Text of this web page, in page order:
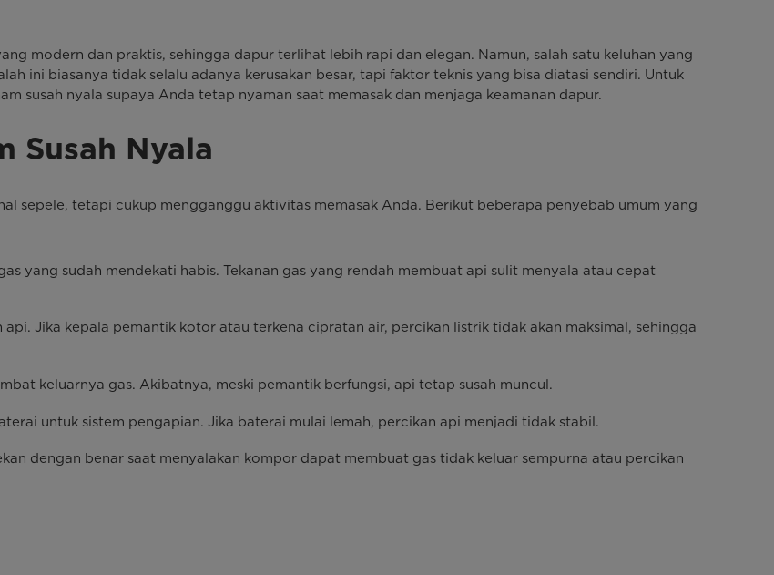
modern dan praktis, sehingga dapur terlihat lebih rapi dan elegan. Namun, salah satu keluhan yang
ini biasanya tidak selalu adanya kerusakan besar, tapi faktor teknis yang bisa diatasi sendiri. Untuk
susah nyala supaya Anda tetap nyaman saat memasak dan menjaga keamanan dapur.
Susah Nyala
sepele, tetapi cukup mengganggu aktivitas memasak Anda. Berikut beberapa penyebab umum yang
yang sudah mendekati habis. Tekanan gas yang rendah membuat api sulit menyala atau cepat
Jika kepala pemantik kotor atau terkena cipratan air, percikan listrik tidak akan maksimal, sehingga
keluarnya gas. Akibatnya, meski pemantik berfungsi, api tetap susah muncul.
untuk sistem pengapian. Jika baterai mulai lemah, percikan api menjadi tidak stabil.
dengan benar saat menyalakan kompor dapat membuat gas tidak keluar sempurna atau percikan